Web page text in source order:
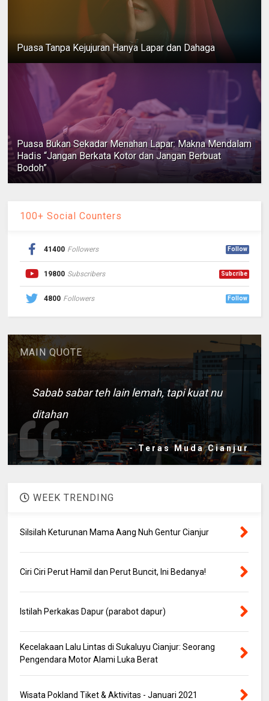
Puasa Tanpa Kejujuran Hanya Lapar dan Dahaga
Puasa Bukan Sekadar Menahan Lapar: Makna Mendalam
Hadis “Jangan Berkata Kotor dan Jangan Berbuat
Bodoh”
100+ Social Counters
41400 Followers Follow
19800 Subscribers Subcribe
4800 Followers Follow
MAIN QUOTE
Sabab sabar teh lain lemah, tapi kuat nu
ditahan
- Teras Muda Cianjur
WEEK TRENDING
Silsilah Keturunan Mama Aang Nuh Gentur Cianjur
Ciri Ciri Perut Hamil dan Perut Buncit, Ini Bedanya!
Istilah Perkakas Dapur (parabot dapur)
Kecelakaan Lalu Lintas di Sukaluyu Cianjur: Seorang
Pengendara Motor Alami Luka Berat
Wisata Pokland Tiket & Aktivitas - Januari 2021